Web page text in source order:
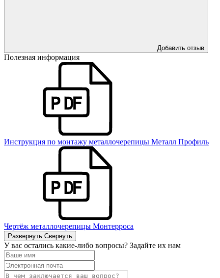
Добавить отзыв
Полезная информация
Инструкция по монтажу металлочерепицы Металл Профиль
Чертёж металлочерепицы Монтерроса
Развернуть Свернуть
У вас остались какие-либо вопросы? Задайте их нам